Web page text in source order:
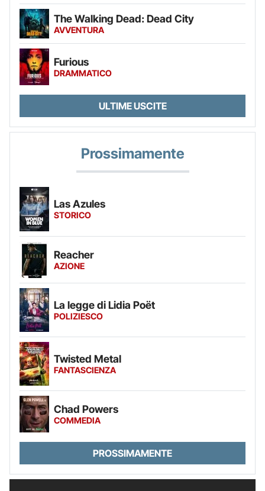
The Walking Dead: Dead City
AVVENTURA
Furious
DRAMMATICO
ULTIME USCITE
Prossimamente
Las Azules
STORICO
Reacher
AZIONE
La legge di Lidia Poët
POLIZIESCO
Twisted Metal
FANTASCIENZA
Chad Powers
COMMEDIA
PROSSIMAMENTE